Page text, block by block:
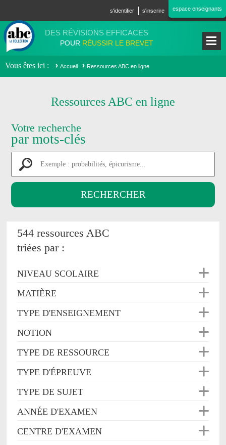
s'identifier s'inscrire espace enseignants
DES RÉVISIONS EFFICACES
POUR RÉUSSIR LE BREVET
Vous êtes ici Accueil Ressources ABC en ligne
Ressources ABC en ligne
Votre recherche
par mots-clés
544 ressources ABC
triées par :
NIVEAU SCOLAIRE
MATIÈRE
TYPE D'ENSEIGNEMENT
NOTION
TYPE DE RESSOURCE
TYPE D'ÉPREUVE
TYPE DE SUJET
ANNÉE D'EXAMEN
CENTRE D'EXAMEN